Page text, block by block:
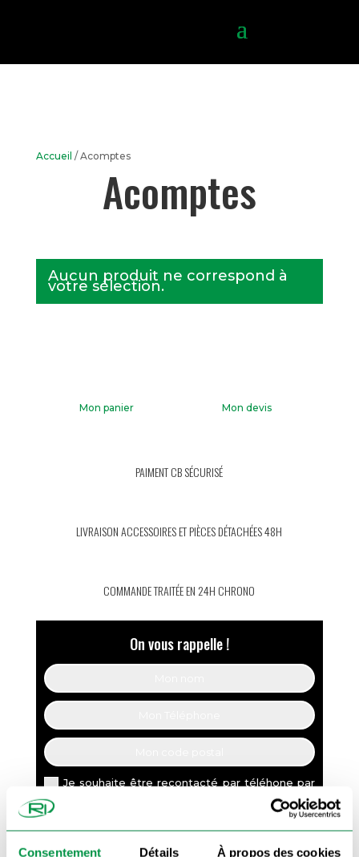
Consentement Détails À propos des cookies
Accueil / Acomptes
Acomptes
Aucun produit ne correspond à
votre sélection.
Mon panier Mon devis
PAIMENT CB SÉCURISÉ
LIVRAISON ACCESSOIRES ET PIÈCES DÉTACHÉES 48H
COMMANDE TRAITÉE EN 24H CHRONO
On vous rappelle !
Je souhaite être recontacté par téléhone par
Remorque Import et j'ai bien lu notre
politique
de confidentialité